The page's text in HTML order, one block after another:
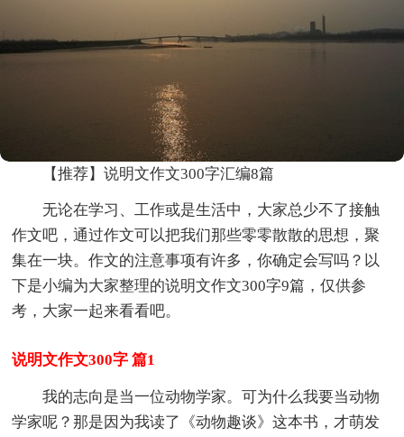
【推荐】说明文作文300字汇编8篇
无论在学习、工作或是生活中，大家总少不了接触
作文吧，通过作文可以把我们那些零零散散的思想，聚
集在一块。作文的注意事项有许多，你确定会写吗？以
下是小编为大家整理的说明文作文300字9篇，仅供参
考，大家一起来看看吧。
说明文作文300字 篇1
我的志向是当一位动物学家。可为什么我要当动物
学家呢？那是因为我读了《动物趣谈》这本书，才萌发